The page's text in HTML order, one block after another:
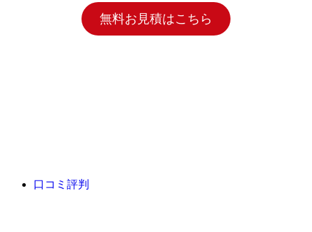
無料お見積はこちら
口コミ評判